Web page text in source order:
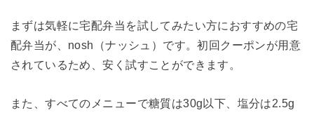
まずは気軽に宅配弁当を試してみたい方におすすめの宅
配弁当が、nosh（ナッシュ）です。初回クーポンが用意
されているため、安く試すことができます。
また、すべてのメニューで糖質は30g以下、塩分は2.5g